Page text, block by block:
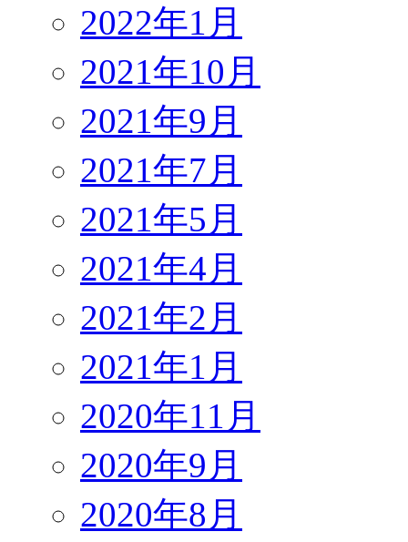
2022年1月
2021年10月
2021年9月
2021年7月
2021年5月
2021年4月
2021年2月
2021年1月
2020年11月
2020年9月
2020年8月